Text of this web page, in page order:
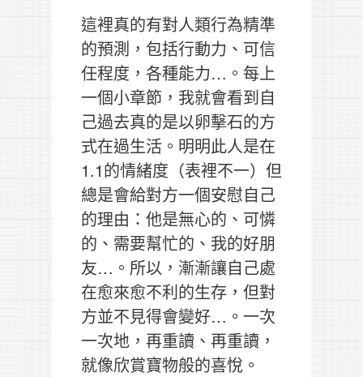
這裡真的有對人類行為精準
的預測，包括行動力、可信
任程度，各種能力…。每上
一個小章節，我就會看到自
己過去真的是以卵擊石的方
式在過生活。明明此人是在
1.1的情緒度（表裡不一）但
總是會給對方一個安慰自己
的理由：他是無心的、可憐
的、需要幫忙的、我的好朋
友…。所以，漸漸讓自己處
在愈來愈不利的生存，但對
方並不見得會變好…。一次
一次地，再重讀、再重讀，
就像欣賞寶物般的喜悅。